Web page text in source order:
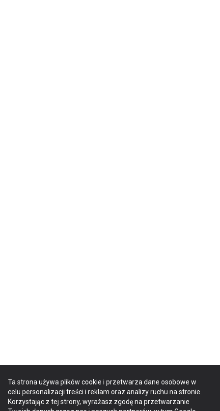
Ta strona używa plików cookie i przetwarza dane osobowe w
celu personalizacji treści i reklam oraz analizy ruchu na stronie.
Korzystając z tej strony, wyrażasz zgodę na przetwarzanie